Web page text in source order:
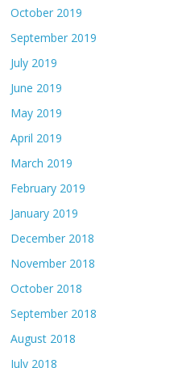
October 2019
September 2019
July 2019
June 2019
May 2019
April 2019
March 2019
February 2019
January 2019
December 2018
November 2018
October 2018
September 2018
August 2018
July 2018